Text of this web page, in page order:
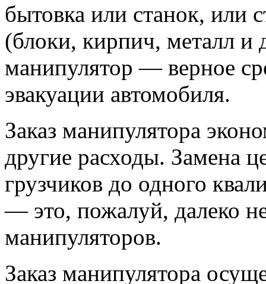
бытовка или станок, или
(блоки, кирпич, металл
манипулятор — верное
эвакуации автомобиля.
Заказ манипулятора
другие расходы. Замена
грузчиков до одного
— это, пожалуй, далеко
манипуляторов.
Заказ манипулятора